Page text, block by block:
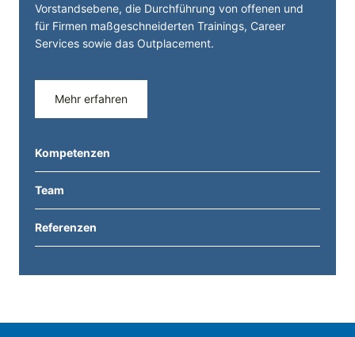
Vorstandsebene, die Durchführung von offenen und
für Firmen maßgeschneiderten Trainings, Career
Services sowie das Outplacement.
Mehr erfahren
Kompetenzen
Team
Referenzen